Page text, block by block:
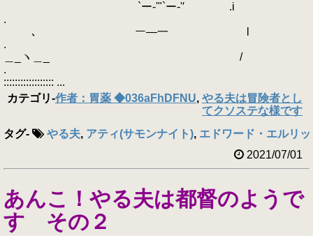
`ー‐'"`ー‐'′ .i
.
､ ー―一 l
.
＿_ヽ＿_ /
.
:::::::::::::::::: ...
カテゴリ-作者：胃薬 ◆036aFhDFNU, やる夫は冒険者とし
てクソステな様です
タグ- やる夫, アティ(サモンナイト), エドワード・エルリッ
2021/07/01
あんこ！やる夫は都督のようで
す その２